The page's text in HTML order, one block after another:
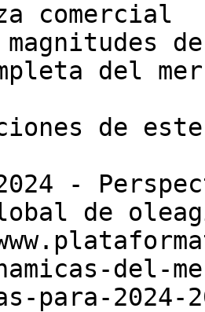
comercial
del
de
-
de
del-
para-2024-